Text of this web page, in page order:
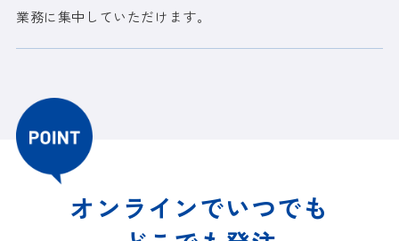
業務に集中していただけます。
オンラインでいつでも